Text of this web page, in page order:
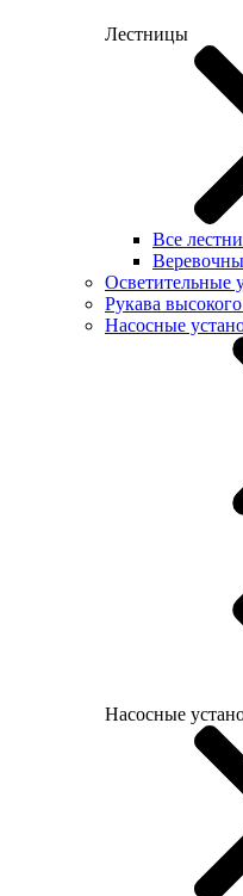
Лестницы
Все
Осветительные
Рукава
Насосные
Насосные